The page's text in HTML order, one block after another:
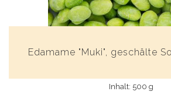
Edamame "Muki", geschälte
Inhalt: 500 g